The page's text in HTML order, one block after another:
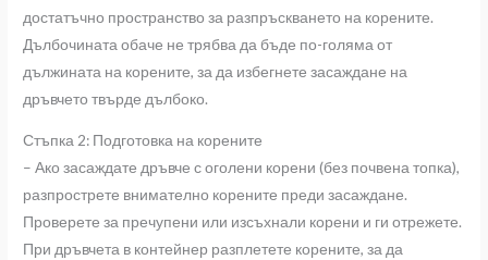
достатъчно пространство за разпръскването на корените.
Дълбочината обаче не трябва да бъде по-голяма от
дължината на корените, за да избегнете засаждане на
дръвчето твърде дълбоко.
Стъпка 2: Подготовка на корените
– Ако засаждате дръвче с оголени корени (без почвена топка),
разпрострете внимателно корените преди засаждане.
Проверете за пречупени или изсъхнали корени и ги отрежете.
При дръвчета в контейнер разплетете корените, за да